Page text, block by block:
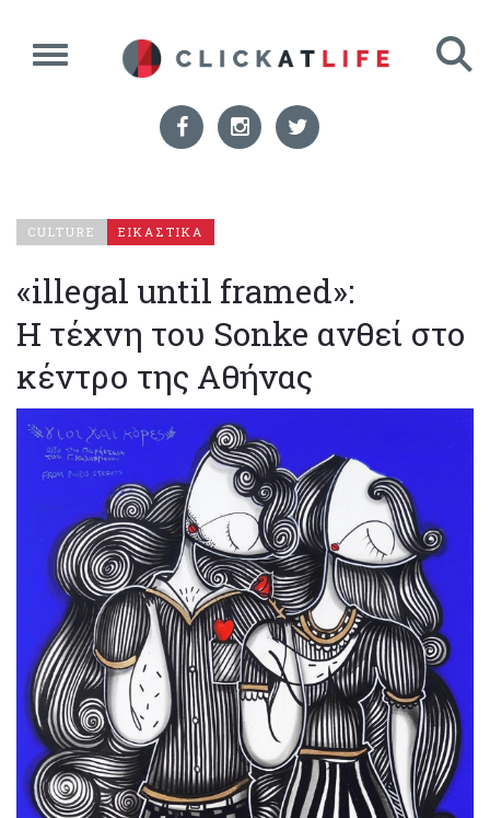
CULTURE ΕΙΚΑΣΤΙΚΑ
«illegal until framed»:
Η τέχνη του Sonke ανθεί στο
κέντρο της Αθήνας